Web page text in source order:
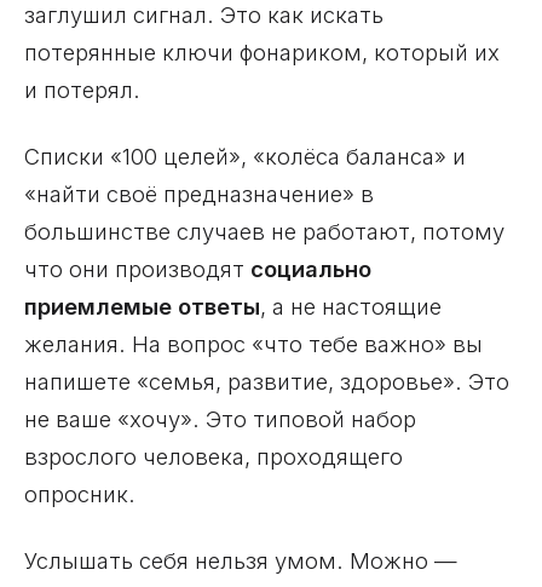
заглушил сигнал. Это как искать
потерянные ключи фонариком, который их
и потерял.
Списки «100 целей», «колёса баланса» и
«найти своё предназначение» в
большинстве случаев не работают, потому
что они производят социально
приемлемые ответы, а не настоящие
желания. На вопрос «что тебе важно» вы
напишете «семья, развитие, здоровье». Это
не ваше «хочу». Это типовой набор
взрослого человека, проходящего
опросник.
Услышать себя нельзя умом. Можно —